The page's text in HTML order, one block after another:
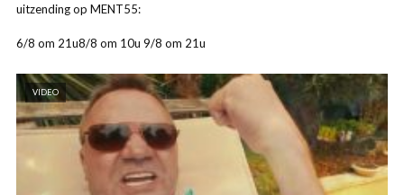
uitzending op MENT55:
6/8 om 21u8/8 om 10u 9/8 om 21u
VIDEO